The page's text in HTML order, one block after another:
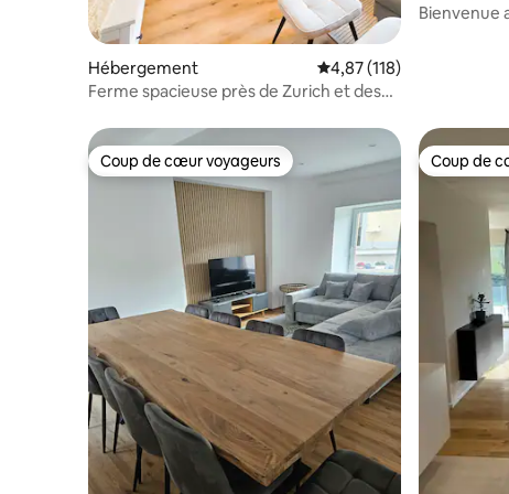
Hébergement Évaluation moyenne sur
4,87 (118)
Ferme spacieuse près de Zurich et des
Coup de cœur voyageurs
Coup de cœur voyageurs Coup de
Coup de